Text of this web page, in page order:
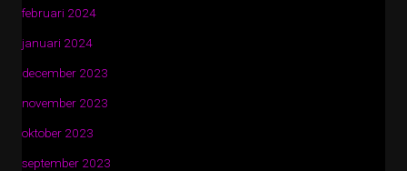
februari 2024
januari 2024
december 2023
november 2023
oktober 2023
september 2023